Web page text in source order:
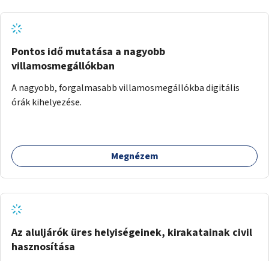
Pontos idő mutatása a nagyobb
villamosmegállókban
A nagyobb, forgalmasabb villamosmegállókba digitális
órák kihelyezése.
Megnézem
Az aluljárók üres helyiségeinek, kirakatainak civil
hasznosítása